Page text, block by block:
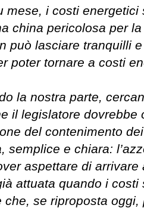
mese, i costi energetici
china pericolosa per
può lasciare tranquilli
poter tornare a costi
la nostra parte,
il legislatore dovrebbe
del contenimento
semplice e chiara:
aspettare di
attuata quando i
che, se riproposta oggi,